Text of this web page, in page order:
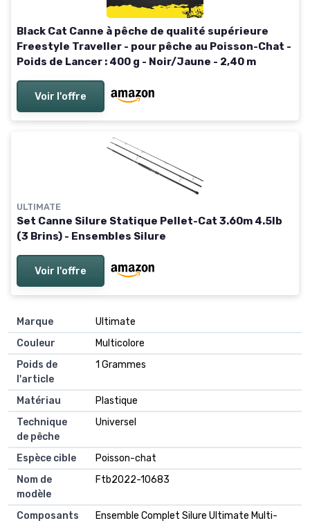
Black Cat Canne à pêche de qualité supérieure
Freestyle Traveller - pour pêche au Poisson-Chat -
Poids de Lancer : 400 g - Noir/Jaune - 2,40 m
Voir l'offre
ULTIMATE
Set Canne Silure Statique Pellet-Cat 3.60m 4.5lb
(3 Brins) - Ensembles Silure
Voir l'offre
Marque
Ultimate
Couleur
Multicolore
Poids de
l'article
1 Grammes
Matériau
Plastique
Technique
de pêche
Universel
Espèce cible
Poisson-chat
Nom de
modèle
Ftb2022-10683
Composants
Ensemble Complet Silure Ultimate Multi-